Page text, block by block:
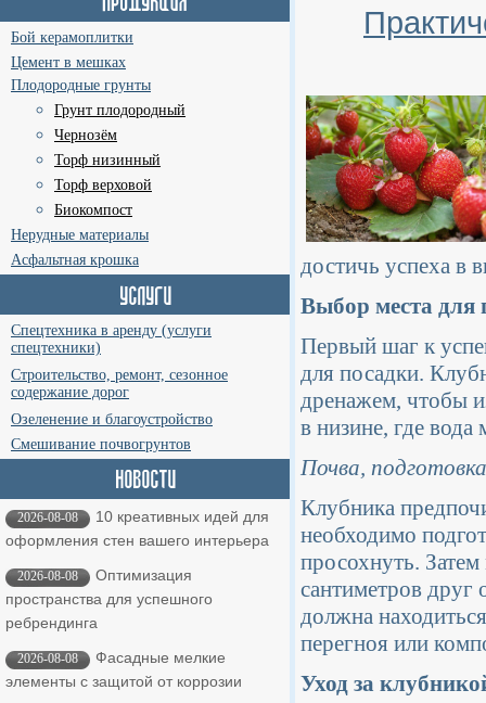
Бой керамоплитки
Цемент в мешках
Плодородные грунты
Грунт плодородный
Чернозём
Торф низинный
Торф верховой
Биокомпост
Нерудные материалы
Асфальтная крошка
Спецтехника в аренду (услуги
спецтехники)
Строительство, ремонт, сезонное
содержание дорог
Озеленение и благоустройство
Смешивание почвогрунтов
2026-08-08
10 креативных идей для
оформления стен вашего интерьера
2026-08-08
Оптимизация
пространства для успешного
ребрендинга
2026-08-08
Фасадные мелкие
элементы с защитой от коррозии
достичь успеха в
Выбор места для
Первый шаг к
для посадки.
дренажем, чтобы
в низине, где вода
Почва,
Клубника
необходимо
просохнуть.
сантиметров друг
должна
перегноя или
Уход за